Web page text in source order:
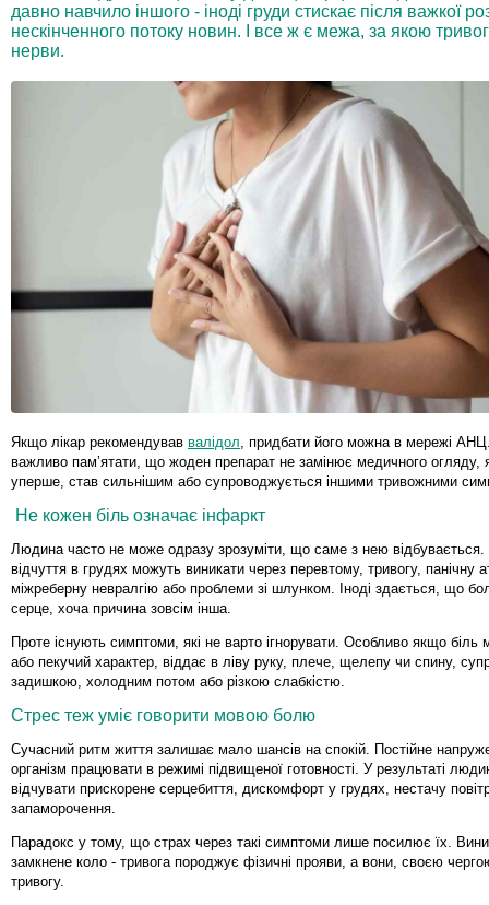
давно навчило іншого - іноді груди стискає після важкої
нескінченного потоку новин. І все ж є межа, за якою
нерви.
Якщо лікар рекомендував валідол , придбати його можна в мережі
важливо пам’ятати, що жоден препарат не замінює медичного огляду,
уперше, став сильнішим або супроводжується іншими тривожними
Не кожен біль означає інфаркт
Людина часто не може одразу зрозуміти, що саме з нею відбувається.
відчуття в грудях можуть виникати через перевтому, тривогу, панічну
міжреберну невралгію або проблеми зі шлунком. Іноді здається, що
серце, хоча причина зовсім інша.
Проте існують симптоми, які не варто ігнорувати. Особливо якщо біль
або пекучий характер, віддає в ліву руку, плече, щелепу чи спину,
задишкою, холодним потом або різкою слабкістю.
Стрес теж уміє говорити мовою болю
Сучасний ритм життя залишає мало шансів на спокій. Постійне
організм працювати в режимі підвищеної готовності. У результаті
відчувати прискорене серцебиття, дискомфорт у грудях, нестачу
запаморочення.
Парадокс у тому, що страх через такі симптоми лише посилює їх.
замкнене коло - тривога породжує фізичні прояви, а вони, своєю
тривогу.